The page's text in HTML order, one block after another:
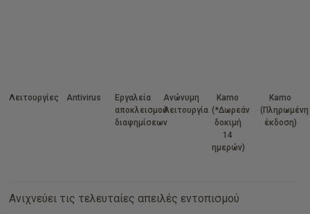
Λειτουργίες Antivirus
Εργαλεία
αποκλεισμού
διαφημίσεων
Ανώνυμη
Λειτουργία
Kamo
(*Δωρεάν
δοκιμή
14
ημερών)
Kamo
(Πληρωμένη
έκδοση)
Ανιχνεύει τις τελευταίες απειλές εντοπισμού